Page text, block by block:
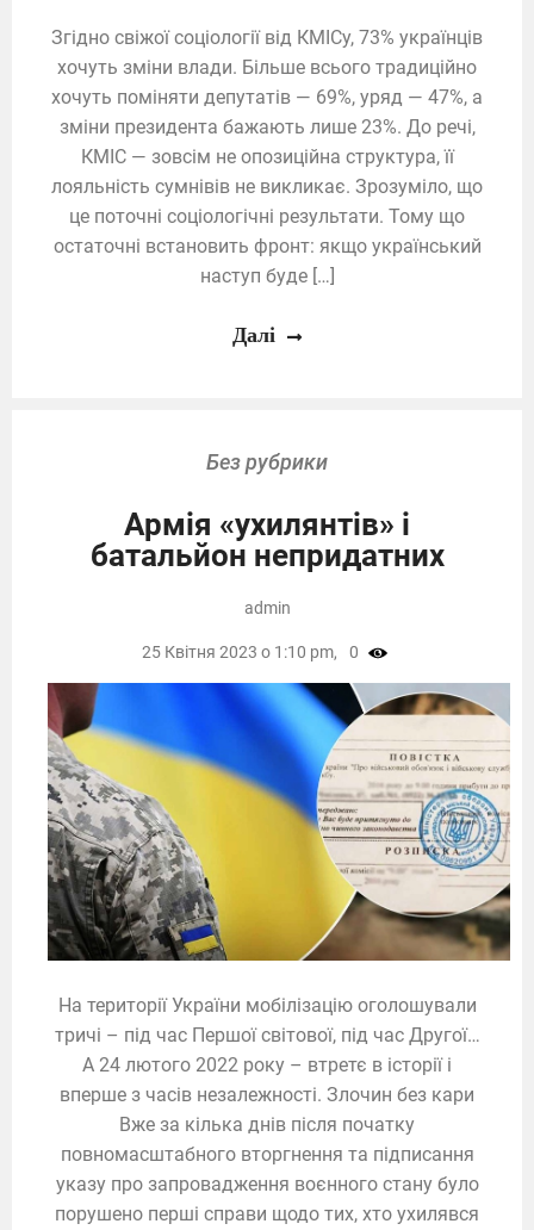
Згідно свіжої соціології від КМІСу, 73% українців
хочуть зміни влади. Більше всього традиційно
хочуть поміняти депутатів — 69%, уряд — 47%, а
зміни президента бажають лише 23%. До речі,
КМІС — зовсім не опозиційна структура, її
лояльність сумнівів не викликає. Зрозуміло, що
це поточні соціологічні результати. Тому що
остаточні встановить фронт: якщо український
наступ буде […]
Далі
Без рубрики
Армія «ухилянтів» і
батальйон непридатних
На території України мобілізацію оголошували
тричі – під час Першої світової, під час Другої…
А 24 лютого 2022 року – втретє в історії і
вперше з часів незалежності. Злочин без кари
Вже за кілька днів після початку
повномасштабного вторгнення та підписання
указу про запровадження воєнного стану було
порушено перші справи щодо тих, хто ухилявся
admin
25 Квітня 2023 о 1:10 pm, 0